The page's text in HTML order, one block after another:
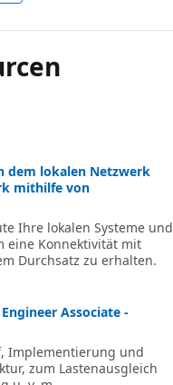
dem lokalen Netzwerk
mithilfe von
Ihre lokalen Systeme und
eine Konnektivität mit
Durchsatz zu erhalten.
Associate -
Implementierung und
zum Lastenausgleich